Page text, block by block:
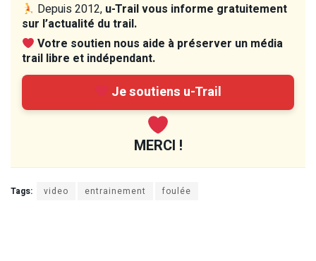
Depuis 2012, u-Trail vous informe gratuitement
sur l’actualité du trail.
Votre soutien nous aide à préserver un média
trail libre et indépendant.
Je soutiens u-Trail
MERCI !
Tags: video entrainement foulée